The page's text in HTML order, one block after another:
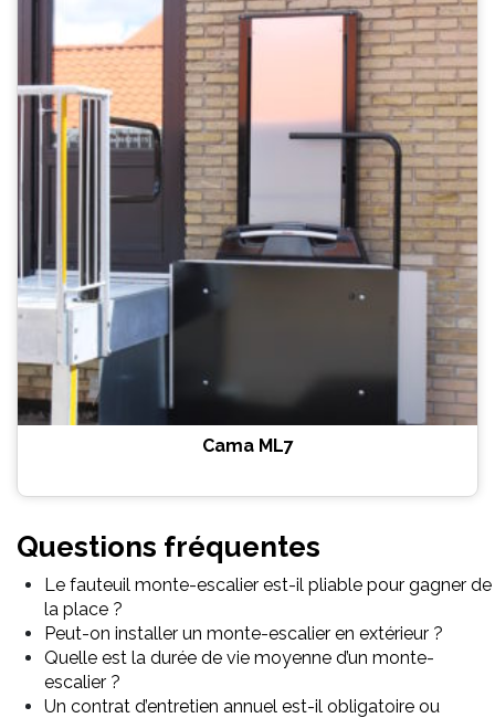
Cama ML7
Questions fréquentes
Le fauteuil monte-escalier est-il pliable pour gagner de
la place ?
Peut-on installer un monte-escalier en extérieur ?
Quelle est la durée de vie moyenne d’un monte-
escalier ?
Un contrat d’entretien annuel est-il obligatoire ou